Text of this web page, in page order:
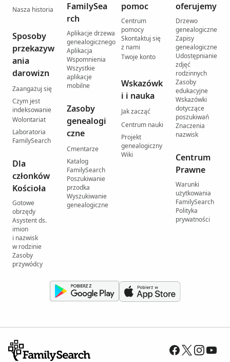
Nasza historia
Sposoby
przekazyw
ania
darowizn
Zaangażuj się
Czym jest
indeksowanie
Wolontariat
Laboratoria
FamilySearch
Dla
członków
Kościoła
Gotowe
obrzędy
Asystent ds.
imion
i nazwisk
w rodzinie
Zasoby
przywódcy
FamilySea
rch
Aplikacje drzewa
genealogicznego
Aplikacja
Wspomnienia
Wszystkie
aplikacje
mobilne
Zasoby
genealogi
czne
Cmentarze
Katalog
FamilySearch
Poszukiwanie
przodka
Wyszukiwanie
genealogiczne
pomoc
Centrum
pomocy
Skontaktuj się
z nami
Twoje konto
Wskazówk
i i nauka
Jak zacząć
Centrum nauki
Projekt
genealogiczny
Wiki
oferujemy
Drzewo
genealogiczne
Zapisy
genealogiczne
Udostępnianie
zdjęć
rodzinnych
Zasoby
edukacyjne
Wskazówki
dotyczące
poszukiwań
Znaczenia
nazwisk
Centrum
Prawne
Warunki
użytkowania
FamilySearch
Polityka
prywatności